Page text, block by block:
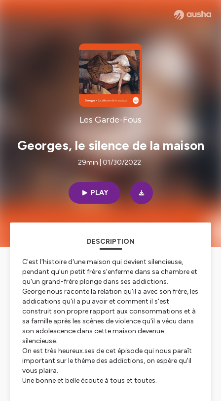
Les Garde-Fous
Georges, le silence de la maison
29min | 01/30/2022
PLAY
DESCRIPTION
C'est l'histoire d'une maison qui devient silencieuse,
pendant qu'un petit frère s'enferme dans sa chambre et
qu'un grand-frère plonge dans ses addictions.
George nous raconte la relation qu'il a avec son frère, les
addications qu'il a pu avoir et comment il s'est
construit son propre rapport aux consommations et à
sa famille après les scènes de violence qu'il a vécu dans
son adolescence dans cette maison devenue
silencieuse.
On est très heureux.ses de cet épisode qui nous paraît
important sur le thème des addictions, on espère qu'il
vous plaira.
Une bonne et belle écoute à tous et toutes.